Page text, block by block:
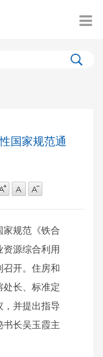
国家规范通
规范《铁合
源综合利用
召开。住房和
处长、标准定
，并提出指导
书长吴玉霞主